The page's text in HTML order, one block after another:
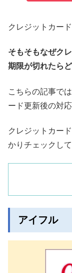
クレジットカー
そもそもなぜク
期限が切れたら
こちらの記事で
ード更新後の対
クレジットカー
かりチェックし
アイフル